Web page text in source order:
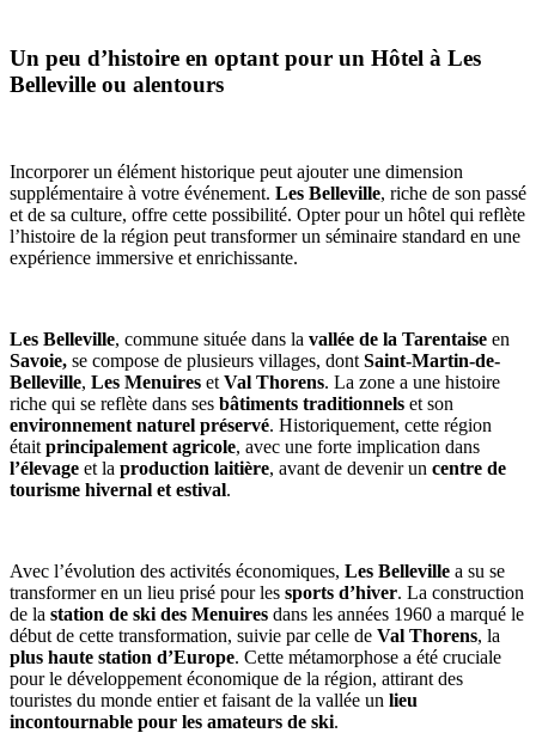
Un peu d’histoire en optant pour un Hôtel à Les
Belleville ou alentours
Incorporer un élément historique peut ajouter une dimension
supplémentaire à votre événement. Les Belleville, riche de son passé
et de sa culture, offre cette possibilité. Opter pour un hôtel qui reflète
l’histoire de la région peut transformer un séminaire standard en une
expérience immersive et enrichissante.
Les Belleville, commune située dans la vallée de la Tarentaise en
Savoie, se compose de plusieurs villages, dont Saint-Martin-de-
Belleville, Les Menuires et Val Thorens. La zone a une histoire
riche qui se reflète dans ses bâtiments traditionnels et son
environnement naturel préservé. Historiquement, cette région
était principalement agricole, avec une forte implication dans
l’élevage et la production laitière, avant de devenir un centre de
tourisme hivernal et estival​.
Avec l’évolution des activités économiques, Les Belleville a su se
transformer en un lieu prisé pour les sports d’hiver. La construction
de la station de ski des Menuires dans les années 1960 a marqué le
début de cette transformation, suivie par celle de Val Thorens, la
plus haute station d’Europe. Cette métamorphose a été cruciale
pour le développement économique de la région, attirant des
touristes du monde entier et faisant de la vallée un lieu
incontournable pour les amateurs de ski​​.